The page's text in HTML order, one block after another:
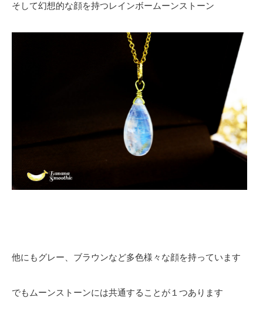
そして幻想的な顔を持つレインボームーンストーン
他にもグレー、ブラウンなど多色様々な顔を持っています
でもムーンストーンには共通することが１つあります